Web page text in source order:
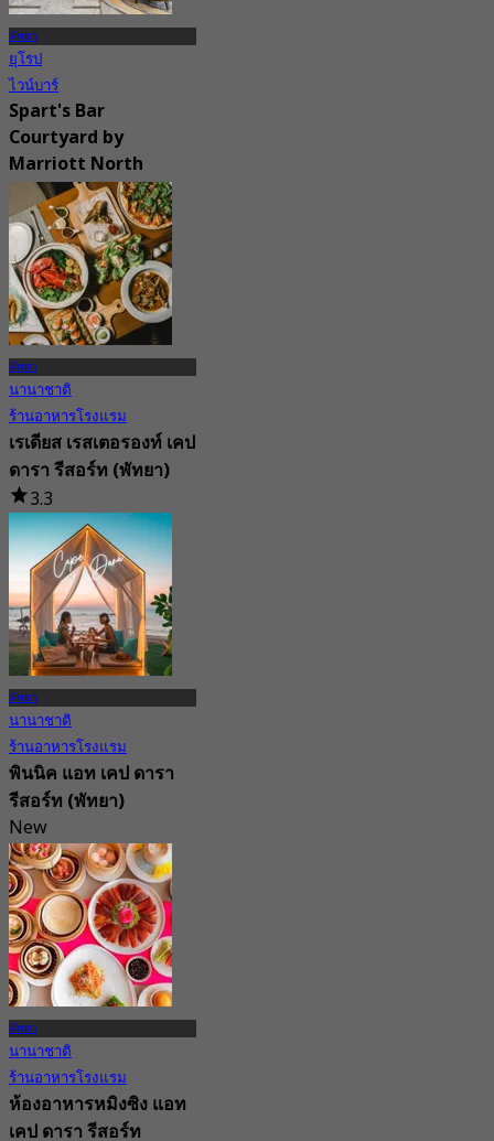
พัทยา
ยุโรป
ไวน์บาร์
Spart's Bar
Courtyard by
Marriott North
(Pattaya)
4.5
55 การจอง
จาก฿ 245
พัทยา
นานาชาติ
ร้านอาหารโรงแรม
เรเดียส เรสเตอรองท์ เคป
ดารา รีสอร์ท (พัทยา)
3.3
75 การจอง
จาก฿ 397.25
พัทยา
นานาชาติ
ร้านอาหารโรงแรม
พินนิค แอท เคป ดารา
รีสอร์ท (พัทยา)
New
จาก฿ 794.5
พัทยา
นานาชาติ
ร้านอาหารโรงแรม
ห้องอาหารหมิงซิง แอท
เคป ดารา รีสอร์ท